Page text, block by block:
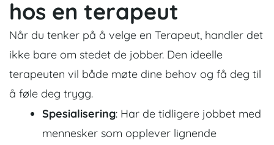
hos en terapeut
Når du tenker på å velge en Terapeut, handler det
ikke bare om stedet de jobber. Den ideelle
terapeuten vil både møte dine behov og få deg til
å føle deg trygg.
Spesialisering: Har de tidligere jobbet med
mennesker som opplever lignende